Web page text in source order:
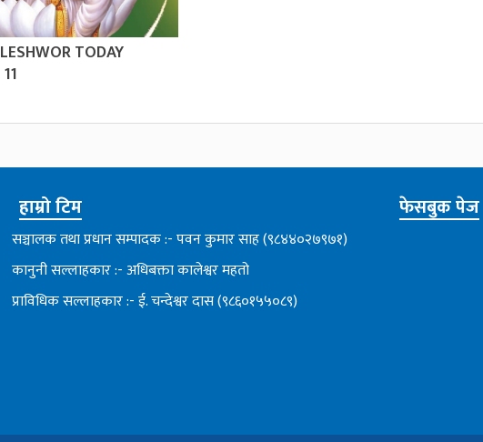
TODAY
हाम्रो टिम
सञ्चालक तथा प्रधान सम्पादक :- पवन कुमार साह (९८४४०२७९७१)
कानुनी सल्लाहकार :- अधिबक्ता कालेश्वर महतो
प्राविधिक सल्लाहकार :- ई. चन्देश्वर दास (९८६०१५५०८९)
फेसबुक पेज